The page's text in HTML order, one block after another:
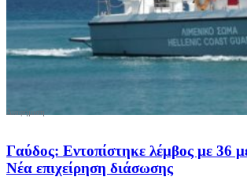
Γαύδος: Εντοπίστηκε λέμβος με 36
Νέα επιχείρηση διάσωσης